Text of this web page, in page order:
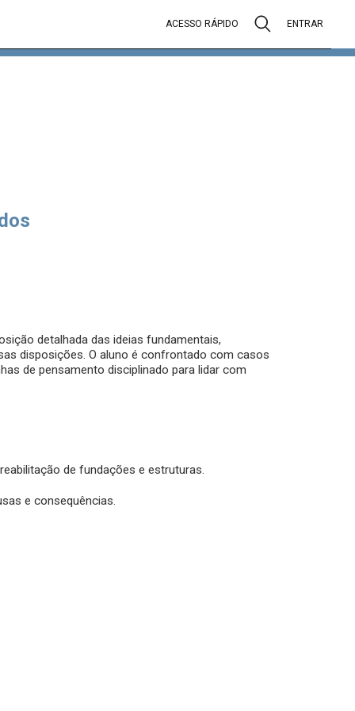
ACESSO RÁPIDO ENTRAR
detalhada das ideias fundamentais,
disposições. O aluno é confrontado com casos
de pensamento disciplinado para lidar com
de fundações e estruturas.
e consequências.